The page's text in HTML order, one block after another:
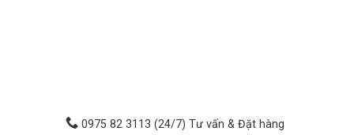
0975 82 3113 (24/7) Tư vấn & Đặt hàng